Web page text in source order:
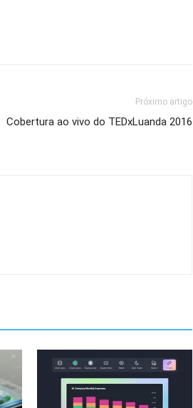
Próximo artigo
Cobertura ao vivo do TEDxLuanda 2016